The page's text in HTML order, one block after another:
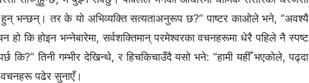
भन्छन्। तर के यो अभिव्यक्ति सत्यताअनुरूप छ?” पाष्टर काओले भने, “अवश्यै
कि होइन भन्‍नेबारेमा, सर्वशक्तिमान्‌ परमेश्‍वरका वचनहरूमा धेरै पहिले नै स्पष्ट
कि?” तिनी गम्भीर देखिन्थे, र हिचकिचाउँदै यसो भने: “हामी यहीँ भएकोले, पढ्दा
वचनहरू पढेर सुनाएँ।